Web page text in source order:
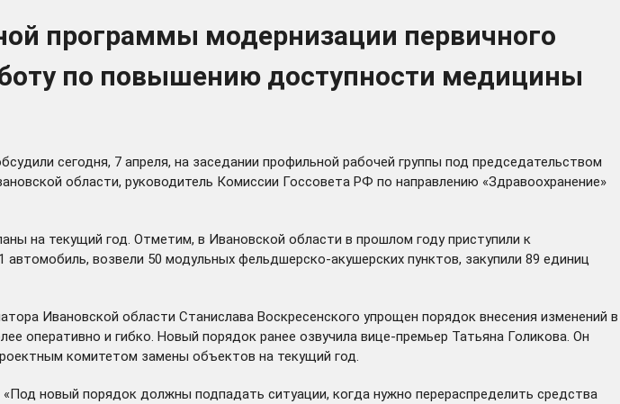
программы модернизации первичного
по повышению доступности медицины
сегодня, 7 апреля, на заседании профильной рабочей группы под председательством
области, руководитель Комиссии Госсовета РФ по направлению «Здравоохранение»
на текущий год. Отметим, в Ивановской области в прошлом году приступили к
возвели 50 модульных фельдшерско-акушерских пунктов, закупили 89 единиц
Ивановской области Станислава Воскресенского упрощен порядок внесения изменений в
оперативно и гибко. Новый порядок ранее озвучила вице-премьер Татьяна Голикова. Он
комитетом замены объектов на текущий год.
новый порядок должны подпадать ситуации, когда нужно перераспределить средства